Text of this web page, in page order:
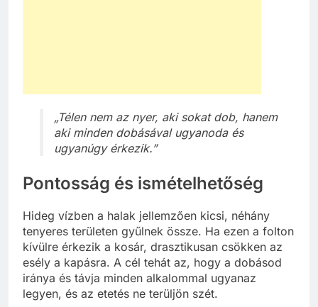
„Télen nem az nyer, aki sokat dob, hanem
aki minden dobásával ugyanoda és
ugyanúgy érkezik.”
Pontosság és ismételhetőség
Hideg vízben a halak jellemzően kicsi, néhány
tenyeres területen gyűlnek össze. Ha ezen a folton
kívülre érkezik a kosár, drasztikusan csökken az
esély a kapásra. A cél tehát az, hogy a dobásod
iránya és távja minden alkalommal ugyanaz
legyen, és az etetés ne terüljön szét.